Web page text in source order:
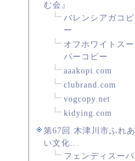
む会』
バレンシアガコピ
ー
オフホワイトスー
パーコピー
aaakopi.com
clubrand.com
vogcopy.net
kidying.com
第67回 木津川市ふれあ
い文化...
フェンディスーパ